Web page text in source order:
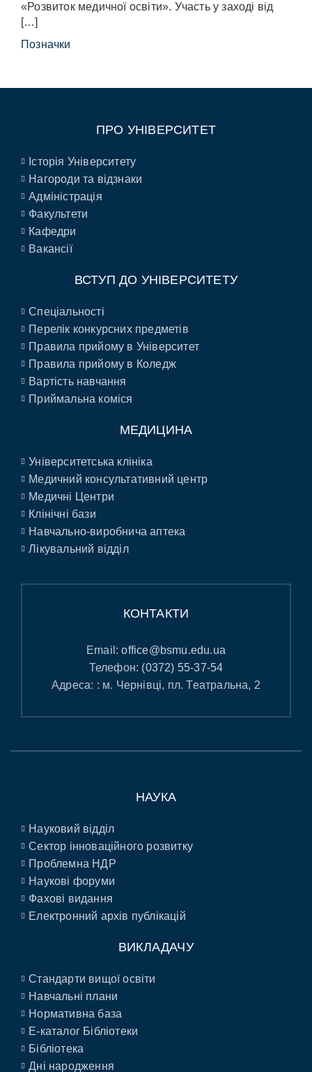
«Розвиток медичної освіти». Участь у заході від
[…]
Позначки
ПРО УНІВЕРСИТЕТ
Історія Університету
Нагороди та відзнаки
Адміністрація
Факультети
Кафедри
Вакансії
ВСТУП ДО УНІВЕРСИТЕТУ
Спеціальності
Перелік конкурсних предметів
Правила прийому в Університет
Правила прийому в Коледж
Вартість навчання
Приймальна коміся
МЕДИЦИНА
Університетська клініка
Медичний консультативний центр
Медичні Центри
Клінічні бази
Навчально-виробнича аптека
Лікувальний відділ
КОНТАКТИ
Email:office@bsmu.edu.ua
Телефон: (0372) 55-37-54
Адреса: : м. Чернівці, пл. Театральна, 2
НАУКА
Науковий відділ
Сектор інноваційного розвитку
Проблемна НДР
Наукові форуми
Фахові видання
Електронний архів публікацій
ВИКЛАДАЧУ
Стандарти вищої освіти
Навчальні плани
Нормативна база
E-каталог Бібліотеки
Бібліотека
Дні народження